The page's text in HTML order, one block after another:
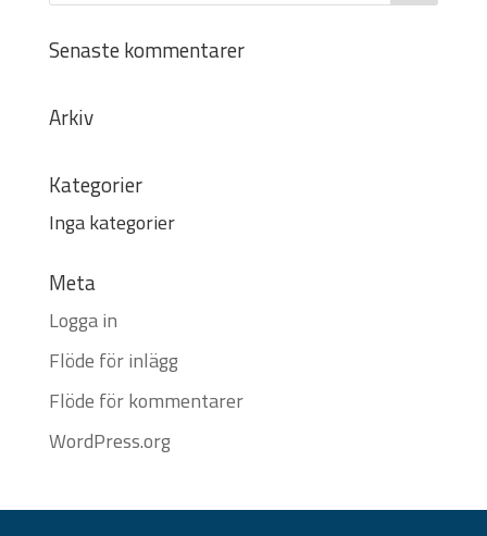
Senaste kommentarer
Arkiv
Kategorier
Inga kategorier
Meta
Logga in
Flöde för inlägg
Flöde för kommentarer
WordPress.org